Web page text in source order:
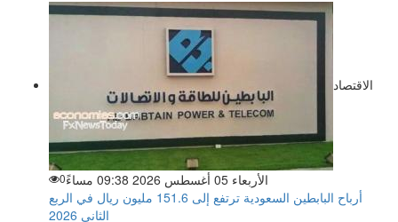
الاقتصاد
الأربعاء 05 أغسطس 2026 09:38 مساءً 0
أرباح البابطين السعودية ترتفع إلى 151.6 مليون ريال في الربع
الثاني 2026